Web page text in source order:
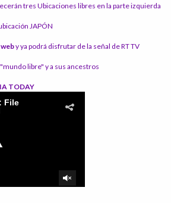
tres Ubicaciones libres en la parte izquierda
JAPÓN
y ya podrá disfrutar de la señal de RT TV
libre" y a sus ancestros
TODAY